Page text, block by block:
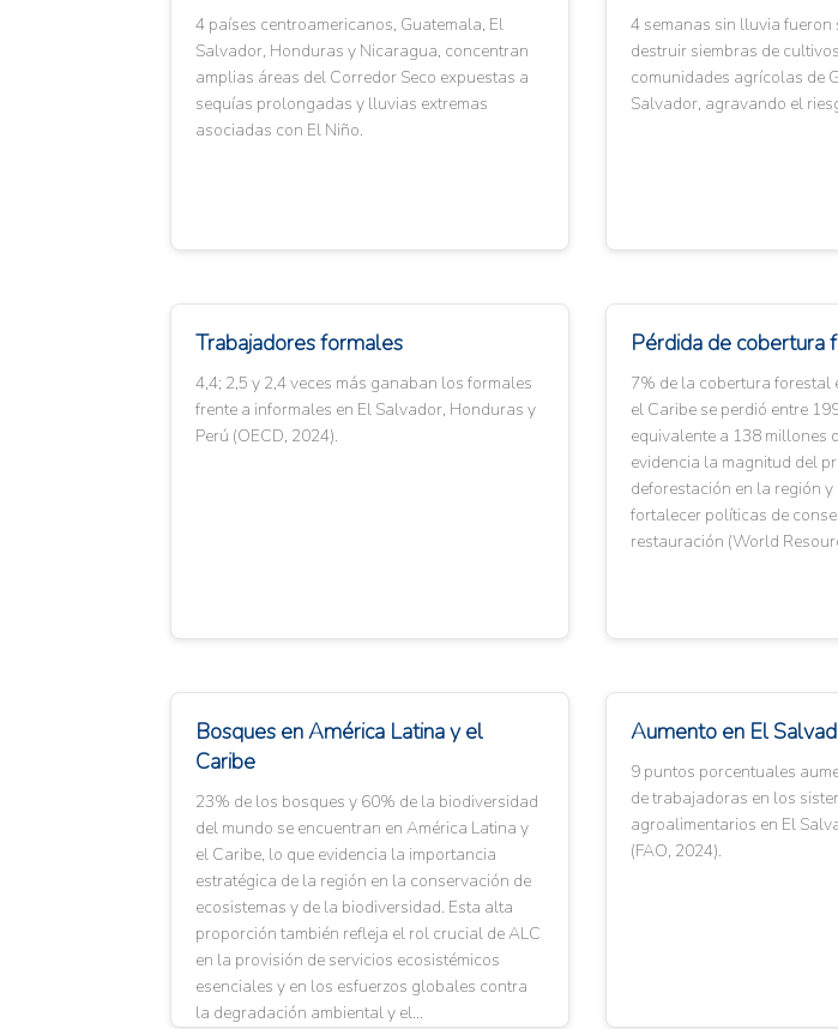
4 países centroamericanos, Guatemala, El
Salvador, Honduras y Nicaragua, concentran
amplias áreas del Corredor Seco expuestas a
sequías prolongadas y lluvias extremas
asociadas con El Niño.
4 semanas sin lluvia fueron
destruir siembras de
comunidades agrícolas de
Salvador, agravando el
Trabajadores formales
4,4; 2,5 y 2,4 veces más ganaban los formales
frente a informales en El Salvador, Honduras y
Perú (OECD, 2024).
Pérdida de cobertura
7% de la cobertura forestal
el Caribe se perdió entre
equivalente a 138 millones
evidencia la magnitud del
deforestación en la región
fortalecer políticas de
restauración (World
Bosques en América Latina y el
Caribe
23% de los bosques y 60% de la biodiversidad
del mundo se encuentran en América Latina y
el Caribe, lo que evidencia la importancia
estratégica de la región en la conservación de
ecosistemas y de la biodiversidad. Esta alta
proporción también refleja el rol crucial de ALC
en la provisión de servicios ecosistémicos
esenciales y en los esfuerzos globales contra
la degradación ambiental y el...
Aumento en El
9 puntos porcentuales
de trabajadoras en los
agroalimentarios en El
(FAO, 2024).